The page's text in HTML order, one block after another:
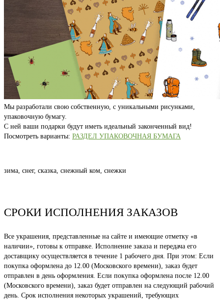
Мы разработали свою собственную, с уникальными рисунками,
упаковочную бумагу.
С ней ваши подарки будут иметь идеальный законченный вид!
Посмотреть варианты: РАЗДЕЛ УПАКОВОЧНАЯ БУМАГА
зима, снег, сказка, снежный ком, снежки
СРОКИ ИСПОЛНЕНИЯ ЗАКАЗОВ
Все украшения, представленные на сайте и имеющие отметку «в
наличии», готовы к отправке. Исполнение заказа и передача его
доставщику осуществляется в течение 1 рабочего дня. При этом: Если
покупка оформлена до 12.00 (Московского времени), заказ будет
отправлен в день оформления. Если покупка оформлена после 12.00
(Московского времени), заказ будет отправлен на следующий рабочий
день. Срок исполнения некоторых украшений, требующих